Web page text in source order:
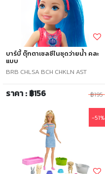
บาร์บี้ ตุ๊กตาเชลซีในชุดว่ายน้ำ คละ
แบบ
BRB CHLSA BCH CHKLN AST
ราคา : ฿156 ฿195
-51%